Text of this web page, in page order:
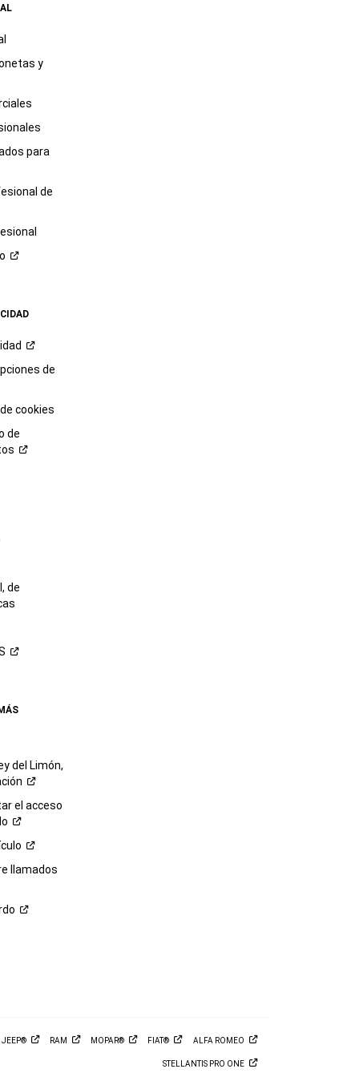
y
para
de
de
cookies
de
de
del Limón,
el acceso
llamados
JEEP® RAM MOPAR® FIAT® ALFA ROMEO
STELLANTIS PRO ONE